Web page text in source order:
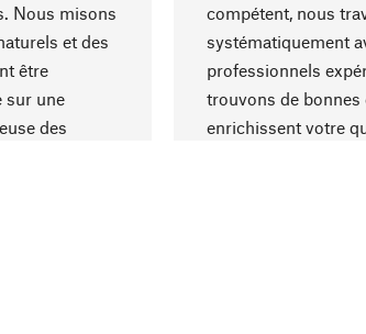
Nous misons
et des
être
sur une
des
compétent, nous
systématiquement
professionnels
trouvons de bonnes
enrichissent votre